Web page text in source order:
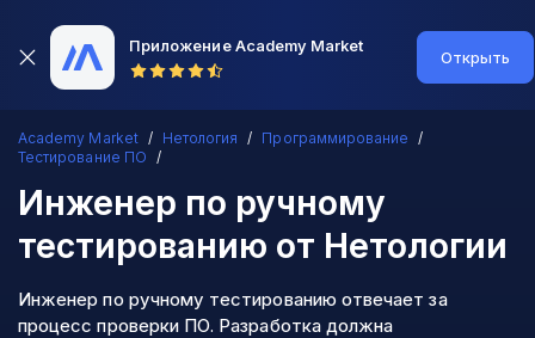
Приложение Academy Market
Открыть
Academy Market Нетология
Программирование
Тестирование ПО
Инженер по ручному
тестированию от Нетологии
Инженер по ручному тестированию отвечает за
процесс проверки ПО. Разработка должна